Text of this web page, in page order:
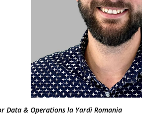
Data & Operations la Yardi Romania